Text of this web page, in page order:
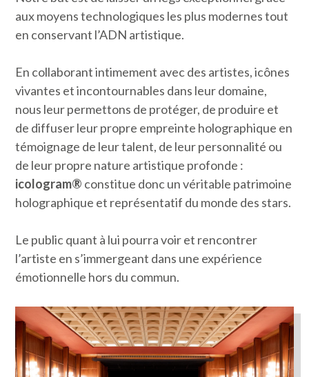
aux moyens technologiques les plus modernes tout
en conservant l’ADN artistique.
En collaborant intimement avec des artistes, icônes
vivantes et incontournables dans leur domaine,
nous leur permettons de protéger, de produire et
de diffuser leur propre empreinte holographique en
témoignage de leur talent, de leur personnalité ou
de leur propre nature artistique profonde :
icologram® constitue donc un véritable patrimoine
holographique et représentatif du monde des stars.
Le public quant à lui pourra voir et rencontrer
l’artiste en s’immergeant dans une expérience
émotionnelle hors du commun.